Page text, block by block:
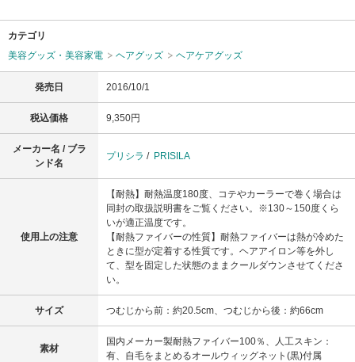
カテゴリ
美容グッズ・美容家電
ヘアグッズ ヘアケアグッズ
発売日 2016/10/1
税込価格 9,350円
メーカー名 / ブラ
ンド名
プリシラ / PRISILA
使用上の注意
【耐熱】耐熱温度180度、コテやカーラーで巻く場合は
同封の取扱説明書をご覧ください。※130～150度くら
いが適正温度です。
【耐熱ファイバーの性質】耐熱ファイバーは熱が冷めた
ときに型が定着する性質です。ヘアアイロン等を外し
て、型を固定した状態のままクールダウンさせてくださ
い。
サイズ つむじから前：約20.5cm、つむじから後：約66cm
素材
国内メーカー製耐熱ファイバー100％、人工スキン：
有、自毛をまとめるオールウィッグネット(黒)付属